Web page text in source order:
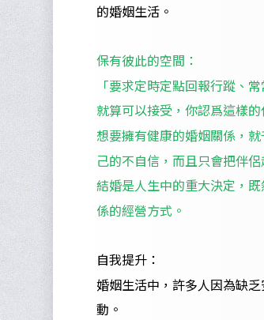
的婚姻生活。
保有彼此的空間：
「要求定時定點回報行蹤、
就算可以接受，你認爲這樣
想要擁有健康的婚姻關係，
己的不自信，而且只會把伴侶
結婚是人生中的重大決定，
係的經營方式。
自我提升：
婚姻生活中，許多人因為缺
動。